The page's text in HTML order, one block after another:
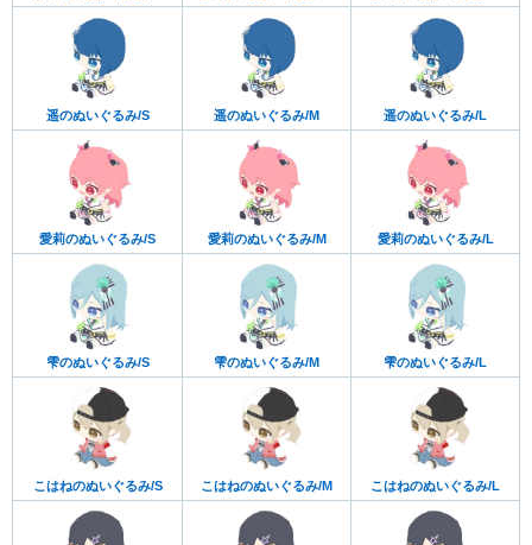
遥のぬいぐるみ/S 遥のぬいぐるみ/M 遥のぬいぐるみ/L
愛莉のぬいぐるみ/S 愛莉のぬいぐるみ/M 愛莉のぬいぐるみ/L
雫のぬいぐるみ/S 雫のぬいぐるみ/M 雫のぬいぐるみ/L
こはねのぬいぐるみ/S こはねのぬいぐるみ/M こはねのぬいぐるみ/L